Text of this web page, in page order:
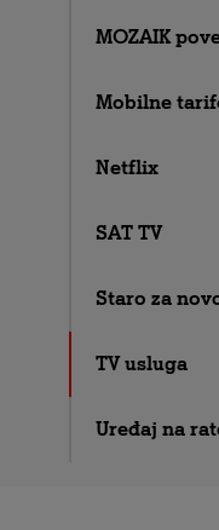
MOZAIK
Mobilne
Netflix
SAT TV
Staro za
TV usluga
Uređaj na